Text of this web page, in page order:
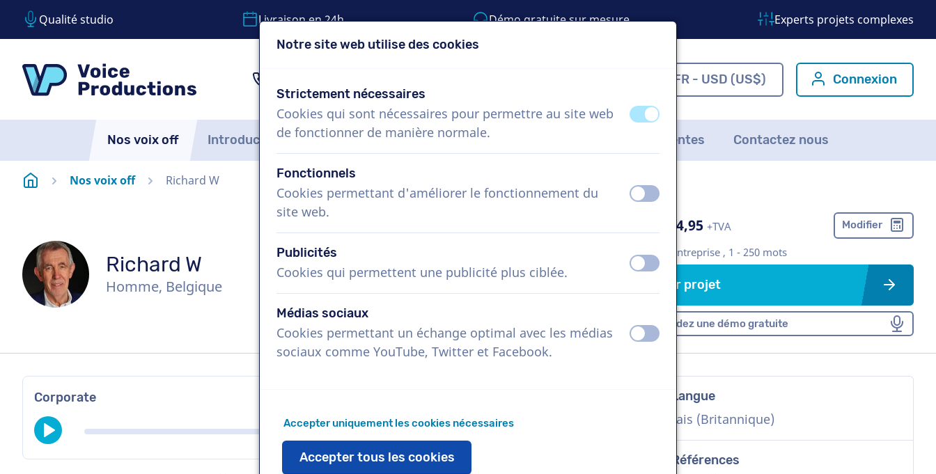
Qualité studio Livraison en 24h Démo gratuite sur mesure Experts projets complexes
FR - USD (US$) Connexion
Menu
Nos voix off Introduction Procédure Services Nouvelles Questions fréquentes Contactez nous
Page d'accueilNos voix off Richard W
Richard W
Homme, Belgique
US$ 304,95 +TVA Modifier
Vidéo d'entreprise , 1 - 250 mots
Créer projet
Demandez une démo gratuite
Langue
Anglais (Britannique)
Références
Corporate
Notre site web utilise des cookies
Strictement nécessaires
Cookies qui sont nécessaires pour permettre au site web
de fonctionner de manière normale.
éteintactivé
Fonctionnels
Cookies permettant d'améliorer le fonctionnement du
site web.
éteintactivé
Publicités
Cookies qui permettent une publicité plus ciblée. éteintactivé
Médias sociaux
Cookies permettant un échange optimal avec les médias
sociaux comme YouTube, Twitter et Facebook.
éteintactivé
Accepter uniquement les cookies nécessaires
Accepter tous les cookies